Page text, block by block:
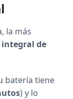
la más
integral de
batería tiene
) y lo